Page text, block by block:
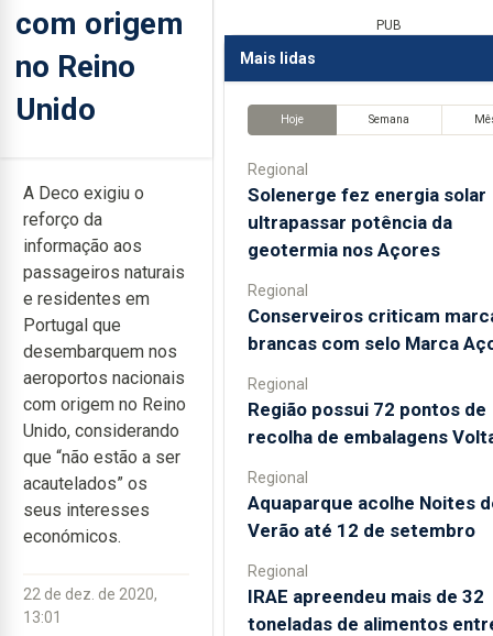
com origem
no Reino
Unido
A Deco exigiu o
reforço da
informação aos
passageiros naturais
e residentes em
Portugal que
desembarquem nos
aeroportos nacionais
com origem no Reino
Unido, considerando
que “não estão a ser
acautelados” os
seus interesses
económicos.
22 de dez. de 2020,
13:01
PUB
Mais lidas
Hoje Semana
Regional
Solenerge fez energia solar
ultrapassar potência da
geotermia nos Açores
Regional
Conserveiros criticam
brancas com selo Marca
Regional
Região possui 72 pontos de
recolha de embalagens
Regional
Aquaparque acolhe Noites
Verão até 12 de setembro
Regional
IRAE apreendeu mais de 32
toneladas de alimentos